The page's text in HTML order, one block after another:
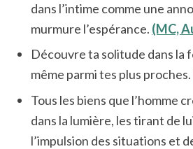
dans l’intime comme une
murmure l’espérance. (MC,
Découvre ta solitude dans la
même parmi tes plus proches.
Tous les biens que l’homme
dans la lumière, les tirant de
l’impulsion des situations et